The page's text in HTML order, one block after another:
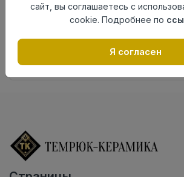
Добавить в
Внимание! Внешний вид товара может
представленного на настоящем
наличие необходимых характеристик
в момент приобретения товара.
сайт, вы соглашаетесь с
cookie. Подробнее по
Я согласен